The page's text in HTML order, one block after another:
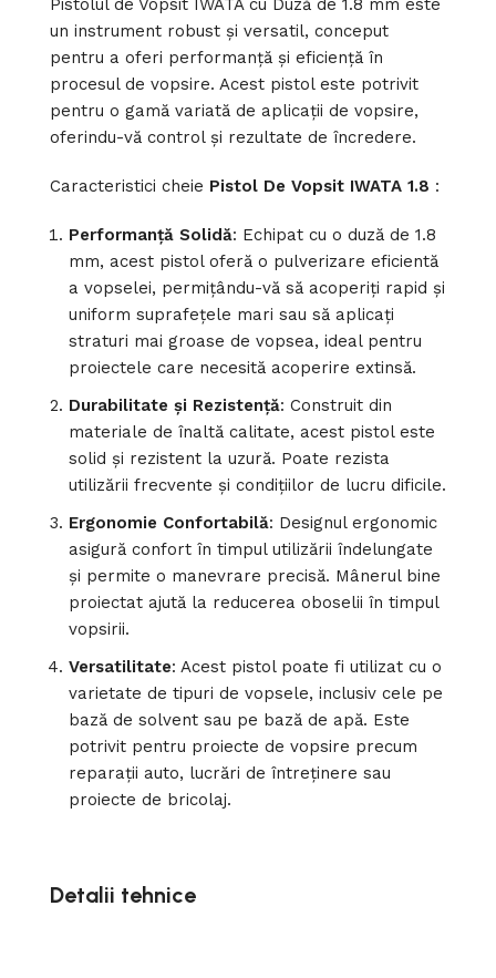
Pistolul de Vopsit IWATA cu Duză de 1.8 mm este
un instrument robust și versatil, conceput
pentru a oferi performanță și eficiență în
procesul de vopsire. Acest pistol este potrivit
pentru o gamă variată de aplicații de vopsire,
oferindu-vă control și rezultate de încredere.
Caracteristici cheie Pistol De Vopsit IWATA 1.8 :
Performanță Solidă: Echipat cu o duză de 1.8
mm, acest pistol oferă o pulverizare eficientă
a vopselei, permițându-vă să acoperiți rapid și
uniform suprafețele mari sau să aplicați
straturi mai groase de vopsea, ideal pentru
proiectele care necesită acoperire extinsă.
Durabilitate și Rezistență: Construit din
materiale de înaltă calitate, acest pistol este
solid și rezistent la uzură. Poate rezista
utilizării frecvente și condițiilor de lucru dificile.
Ergonomie Confortabilă: Designul ergonomic
asigură confort în timpul utilizării îndelungate
și permite o manevrare precisă. Mânerul bine
proiectat ajută la reducerea oboselii în timpul
vopsirii.
Versatilitate: Acest pistol poate fi utilizat cu o
varietate de tipuri de vopsele, inclusiv cele pe
bază de solvent sau pe bază de apă. Este
potrivit pentru proiecte de vopsire precum
reparații auto, lucrări de întreținere sau
proiecte de bricolaj.
Detalii tehnice